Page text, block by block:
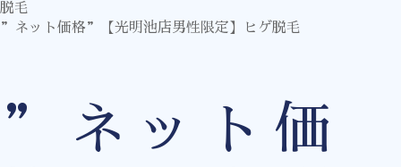
脱毛
”ネット価格”【光明池店男性限定】ヒゲ脱毛
”ネット価